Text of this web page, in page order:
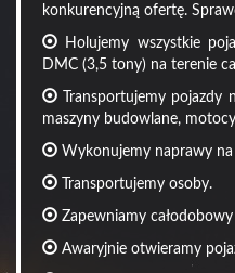
konkurencyjną ofertę.
Holujemy wszystkie
DMC (3,5 tony) na terenie
Transportujemy pojazdy
maszyny budowlane,
Wykonujemy naprawy na
Transportujemy osoby.
Zapewniamy
Awaryjnie otwieramy